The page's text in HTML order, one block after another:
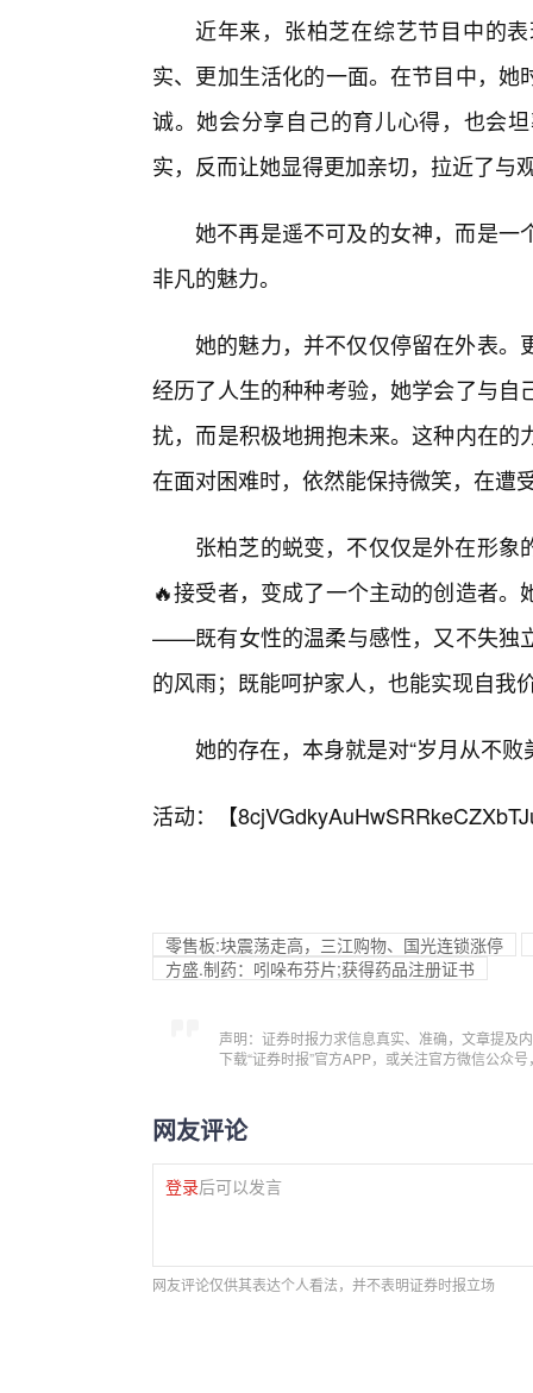
近年来，张柏芝在综艺节目中的
实、更加生活化的一面。在节目中，
诚。她会分享自己的育儿心得，也会
实，反而让她显得更加亲切，拉近了与
她不再是遥不可及的女神，而是一
非凡的魅力。
她的魅力，并不仅仅停留在外表。
经历了人生的种种考验，她学会了与
扰，而是积极地拥抱未来。这种内在
在面对困难时，依然能保持微笑，在遭
张柏芝的蜕变，不仅仅是外在形
🔥接受者，变成了一个主动的创造者
——既有女性的温柔与感性，又不失独
的风雨；既能呵护家人，也能实现自我
她的存在，本身就是对“岁月从不败
活动：【
零售板:块震荡走高，三江购物、国光连锁涨停
方盛.制药：吲哚布芬片;获得药品注册证书
声明：证券时报力求信息真实、准确，文章提及
下载“证券时报”官方APP，或关注官方微信公众
网友评论
登录后可以发言
网友评论仅供其表达个人看法，并不表明证券时报立场